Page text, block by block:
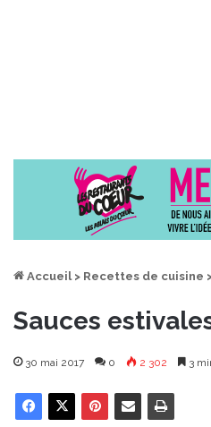
Accueil > Recettes de cuisine
Sauces
30 mai 2017 0 2 302 3